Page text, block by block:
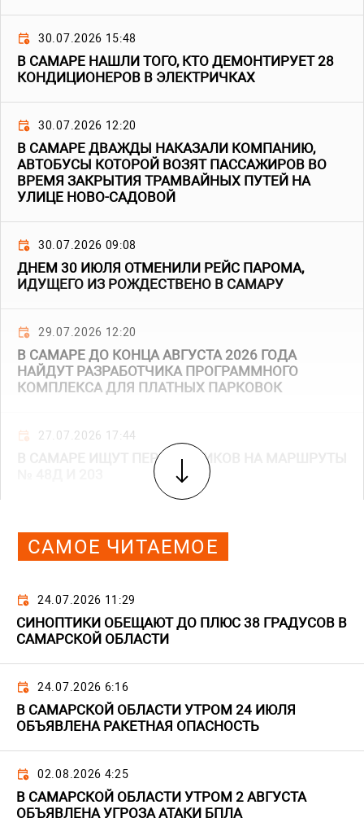
30.07.2026 15:48
В САМАРЕ НАШЛИ ТОГО, КТО ДЕМОНТИРУЕТ 28
КОНДИЦИОНЕРОВ В ЭЛЕКТРИЧКАХ
30.07.2026 12:20
В САМАРЕ ДВАЖДЫ НАКАЗАЛИ КОМПАНИЮ,
АВТОБУСЫ КОТОРОЙ ВОЗЯТ ПАССАЖИРОВ ВО
ВРЕМЯ ЗАКРЫТИЯ ТРАМВАЙНЫХ ПУТЕЙ НА
УЛИЦЕ НОВО-САДОВОЙ
30.07.2026 09:08
ДНЕМ 30 ИЮЛЯ ОТМЕНИЛИ РЕЙС ПАРОМА,
ИДУЩЕГО ИЗ РОЖДЕСТВЕНО В САМАРУ
29.07.2026 12:20
В САМАРЕ ДО КОНЦА АВГУСТА 2026 ГОДА
НАЙДУТ РАЗРАБОТЧИКА ПРОГРАММНОГО
КОМПЛЕКСА ДЛЯ ПЛАТНЫХ ПАРКОВОК
27.07.2026 17:44
В САМАРЕ ИЩУТ ПЕРЕВОЗЧИКОВ НА МАРШРУТЫ
САМОЕ ЧИТАЕМОЕ
24.07.2026 11:29
СИНОПТИКИ ОБЕЩАЮТ ДО ПЛЮС 38 ГРАДУСОВ В
САМАРСКОЙ ОБЛАСТИ
24.07.2026 6:16
В САМАРСКОЙ ОБЛАСТИ УТРОМ 24 ИЮЛЯ
ОБЪЯВЛЕНА РАКЕТНАЯ ОПАСНОСТЬ
02.08.2026 4:25
В САМАРСКОЙ ОБЛАСТИ УТРОМ 2 АВГУСТА
ОБЪЯВЛЕНА УГРОЗА АТАКИ БПЛА